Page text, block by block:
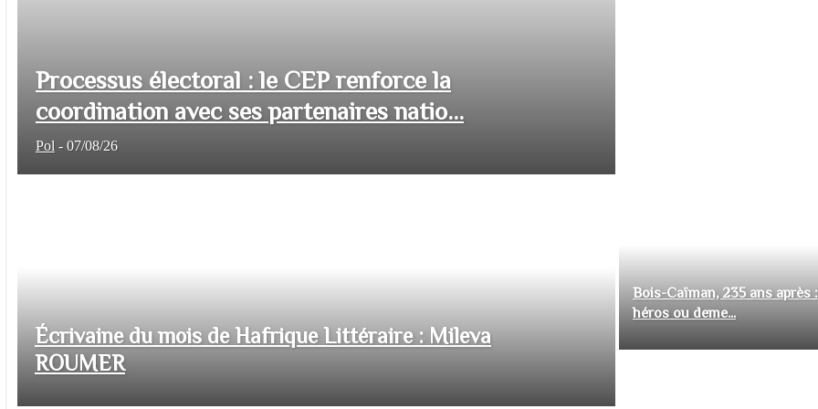
Processus électoral : le CEP renforce la
coordination avec ses partenaires natio...
Pol - 07/08/26
Écrivaine du mois de Hafrique Littéraire : Mileva
ROUMER
Bois-Caïman, 235 ans après
héros ou deme...